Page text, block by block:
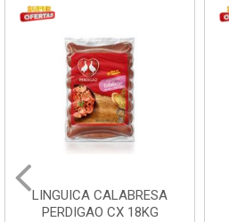
LINGUICA CALABRESA
PERDIGAO CX 18KG